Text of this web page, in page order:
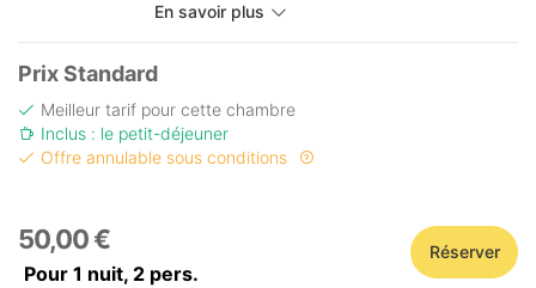
En savoir plus
Prix Standard
Meilleur tarif pour cette chambre
Inclus : le petit-déjeuner
Offre annulable sous conditions
50,00 €
Pour 1 nuit, 2 pers.
Réserver